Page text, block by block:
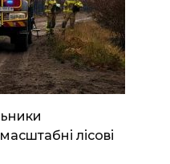
лісові